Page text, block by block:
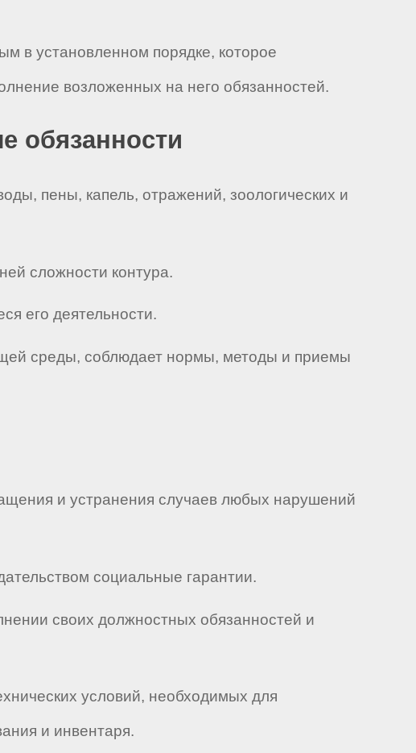
в установленном порядке, которое
возложенных на него обязанностей.
обязанности
пены, капель, отражений, зоологических и
сложности контура.
его деятельности.
среды, соблюдает нормы, методы и приемы
и устранения случаев любых нарушений
социальные гарантии.
своих должностных обязанностей и
условий, необходимых для
и инвентаря.